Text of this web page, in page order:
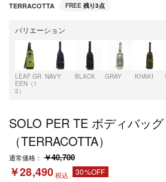
TERRACOTTA FREE 残り3点
バリエーション
LEAF GR
EEN（1
2）
NAVY BLACK GRAY KHAKI
SOLO PER TE ボディバッグ
（TERRACOTTA）
通常価格： ￥40,700
￥28,490税込 30%OFF